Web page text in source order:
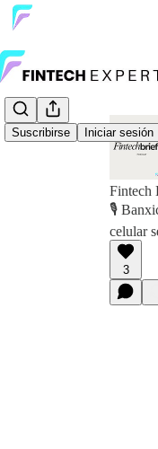
Suscribirse Iniciar sesión
Fintech
🎙️
celular
3